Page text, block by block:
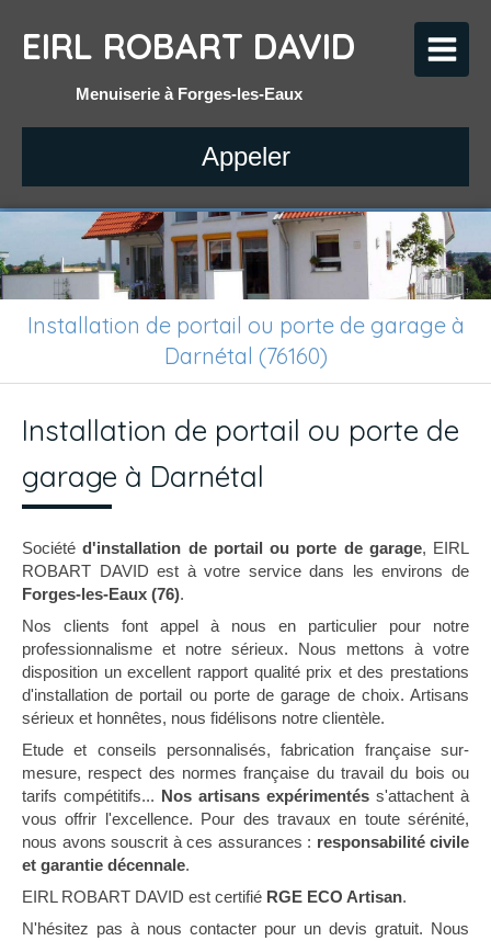
EIRL ROBART DAVID
Menuiserie à Forges-les-Eaux
Appeler
Installation de portail ou porte de garage à
Darnétal (76160)
Installation de portail ou porte de
garage à Darnétal
Société d'installation de portail ou porte de garage, EIRL
ROBART DAVID est à votre service dans les environs de
Forges-les-Eaux (76).
Nos clients font appel à nous en particulier pour notre
professionnalisme et notre sérieux. Nous mettons à votre
disposition un excellent rapport qualité prix et des prestations
d'installation de portail ou porte de garage de choix. Artisans
sérieux et honnêtes, nous fidélisons notre clientèle.
Etude et conseils personnalisés, fabrication française sur-
mesure, respect des normes française du travail du bois ou
tarifs compétitifs... Nos artisans expérimentés s'attachent à
vous offrir l'excellence. Pour des travaux en toute sérénité,
nous avons souscrit à ces assurances : responsabilité civile
et garantie décennale.
EIRL ROBART DAVID est certifié RGE ECO Artisan.
N'hésitez pas à nous contacter pour un devis gratuit. Nous